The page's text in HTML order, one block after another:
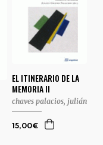
EL ITINERARIO DE LA
MEMORIA II
chaves palacios, julián
15,00€